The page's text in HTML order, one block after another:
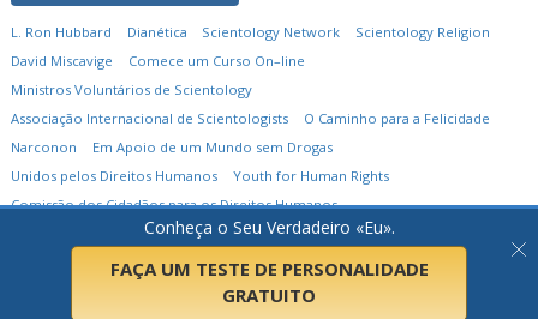
Conheça o Seu Verdadeiro «Eu».
FAÇA UM TESTE DE PERSONALIDADE
GRATUITO
L. Ron Hubbard Dianética Scientology Network
Scientology Religion
David Miscavige
Comece um Curso On–line
Ministros Voluntários de Scientology
Associação Internacional de Scientologists
O Caminho para a Felicidade
Narconon
Em Apoio de um Mundo sem Drogas
Unidos pelos Direitos Humanos
Youth for Human Rights
Comissão dos Cidadãos para os Direitos Humanos
Igreja de Scientology Internacional.Todos os Direitos Reservados.
Política de Privacidade • Política de Cookies•Termos de Utilização